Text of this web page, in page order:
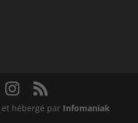
et hébergé par Infomaniak